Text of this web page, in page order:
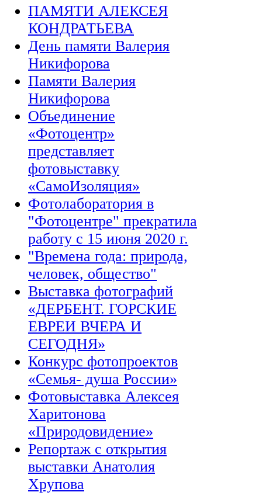
ПАМЯТИ АЛЕКСЕЯ
КОНДРАТЬЕВА
День памяти Валерия
Никифорова
Памяти Валерия
Никифорова
Объединение
«Фотоцентр»
представляет
фотовыставку
«СамоИзоляция»
Фотолаборатория в
"Фотоцентре" прекратила
работу с 15 июня 2020 г.
"Времена года: природа,
человек, общество"
Выставка фотографий
«ДЕРБЕНТ. ГОРСКИЕ
ЕВРЕИ ВЧЕРА И
СЕГОДНЯ»
Конкурс фотопроектов
«Семья- душа России»
Фотовыставка Алексея
Харитонова
«Природовидение»
Репортаж с открытия
выставки Анатолия
Хрупова